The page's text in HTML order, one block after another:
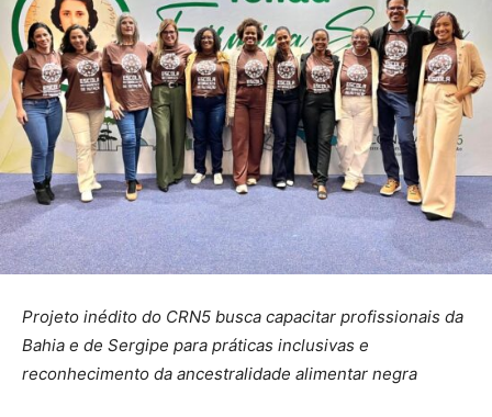
Projeto inédito do CRN5 busca capacitar profissionais da
Bahia e de Sergipe para práticas inclusivas e
reconhecimento da ancestralidade alimentar negra